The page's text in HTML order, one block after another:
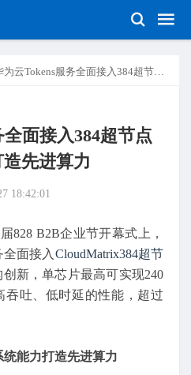
Tokens服务全面接入384超节点 以“大杂烩”优势打造先进算力
面接入384超节点
先进算力
18:42:01
828 B2B企业节开幕式上，
全面接入 CloudMatrix384超节
创新，单芯片最高可实现240
吞吐、低时延的性能，超过
能力打造先进算力